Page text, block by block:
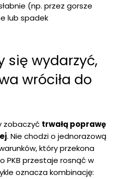
(np. przez gorsze
lub spadek
się wydarzyć,
wróciła do
zobaczyć trwałą poprawę
. Nie chodzi o jednorazową
który przekona
PKB przestaje rosnąć w
oznacza kombinację: